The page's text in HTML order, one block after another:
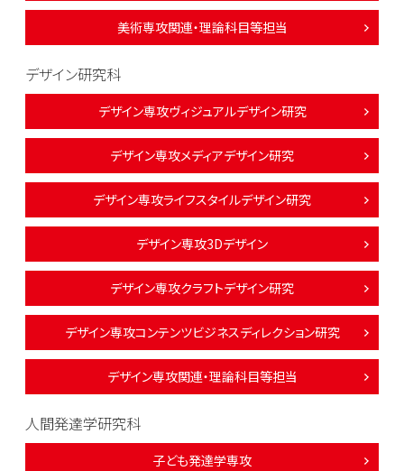
美術専攻関連・理論科目等担当
デザイン研究科
デザイン専攻ヴィジュアルデザイン研究
デザイン専攻メディアデザイン研究
デザイン専攻ライフスタイルデザイン研究
デザイン専攻3Dデザイン
デザイン専攻クラフトデザイン研究
デザイン専攻コンテンツビジネスディレクション研究
デザイン専攻関連・理論科目等担当
人間発達学研究科
子ども発達学専攻